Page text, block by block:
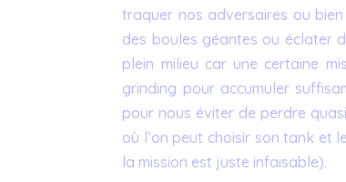
traquer nos adversaires ou
des boules géantes ou éclater
plein milieu car une certaine
grinding pour accumuler
pour nous éviter de perdre
où l’on peut choisir son tank et
la mission est juste infaisable).